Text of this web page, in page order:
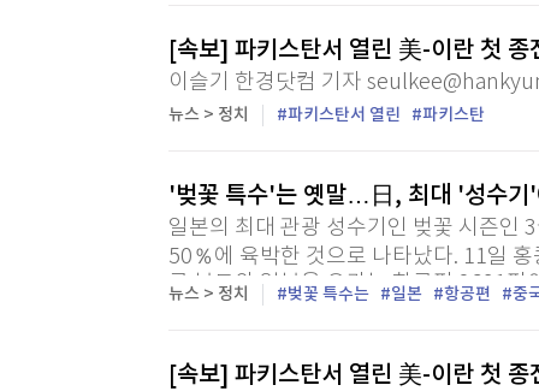
[속보] 파키스탄서 열린 美-이란 첫
이슬기 한경닷컴 기자
뉴스 > 정치 파키스탄서 열린 파키스탄
'벚꽃 특수'는 옛말…日, 최대 '성수기
일본의 최대 관광 성수기인 벚꽃 시즌인
50％에 육박한 것으로 나타났다. 11일
국 본토와 일본을 오가는 항공편 2691편
소율이 49.6％에 달하며 전월 48.5％ 대
뉴스 > 정치 벚꽃 특수는 일본 항공편 중
[속보] 파키스탄서 열린 美-이란 첫